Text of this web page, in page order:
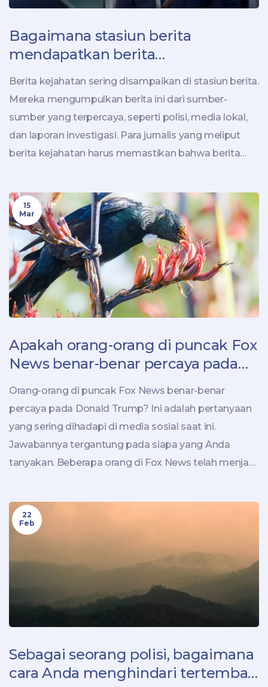
Bagaimana stasiun berita
mendapatkan berita
kejahatannya?
Berita kejahatan sering disampaikan di stasiun berita.
Mereka mengumpulkan berita ini dari sumber-
sumber yang terpercaya, seperti polisi, media lokal,
dan laporan investigasi. Para jurnalis yang meliput
berita kejahatan harus memastikan bahwa berita
dapat menggunakan teknologi untuk
mengumpulkan berita kejahatan, seperti
pemantauan media sosial, laporan berita online, dan
lainnya. Mereka harus memastikan bahwa berita
mereka tetap akurat dan terpercaya.
15
Mar
Apakah orang-orang di puncak Fox
News benar-benar percaya pada
Donald Trump?
Orang-orang di puncak Fox News benar-benar
percaya pada Donald Trump? Ini adalah pertanyaan
yang sering dihadapi di media sosial saat ini.
Jawabannya tergantung pada siapa yang Anda
tanyakan. Beberapa orang di Fox News telah menjadi
menggambarkan diri mereka sebagai para
penyokong yang setia. Namun, ada juga yang lebih
kritis terhadap Trump dan tidak selalu setuju dengan
pandangan-pandangannya. Seperti halnya orang lain,
persepsi orang-orang di puncak Fox News tentang
Trump bervariasi.
22
Feb
Sebagai seorang polisi, bagaimana
cara Anda menghindari tertembak